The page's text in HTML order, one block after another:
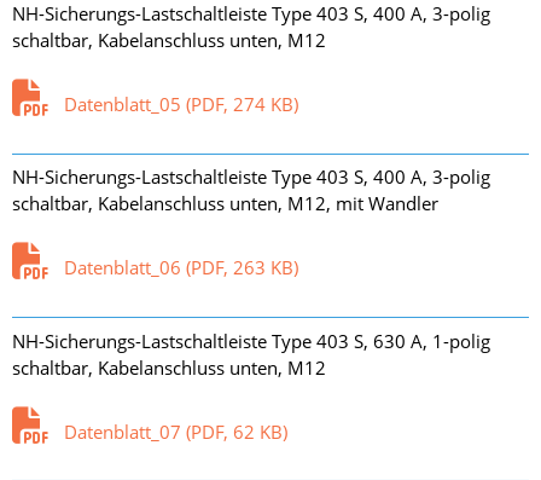
NH-Sicherungs-Lastschaltleiste Type 403 S, 400 A, 3-polig
schaltbar, Kabelanschluss unten, M12
Datenblatt_05 (PDF, 274 KB)
NH-Sicherungs-Lastschaltleiste Type 403 S, 400 A, 3-polig
schaltbar, Kabelanschluss unten, M12, mit Wandler
Datenblatt_06 (PDF, 263 KB)
NH-Sicherungs-Lastschaltleiste Type 403 S, 630 A, 1-polig
schaltbar, Kabelanschluss unten, M12
Datenblatt_07 (PDF, 62 KB)